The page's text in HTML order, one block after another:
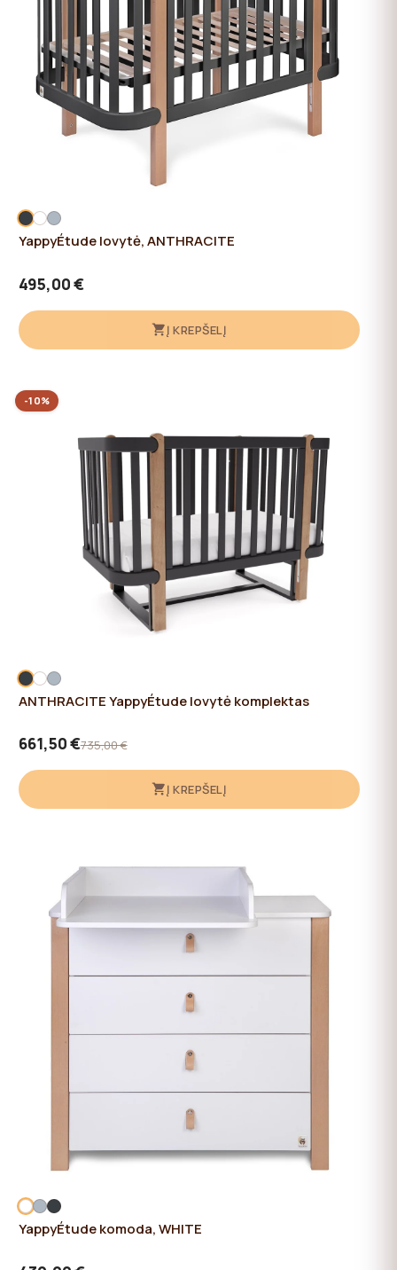
YappyÉtude lovytė, ANTHRACITE
495,00 €
Į KREPŠELĮ
ANTHRACITE YappyÉtude lovytė komplektas
661,50 €735,00 €
Į KREPŠELĮ
-10%
YappyÉtude komoda, WHITE